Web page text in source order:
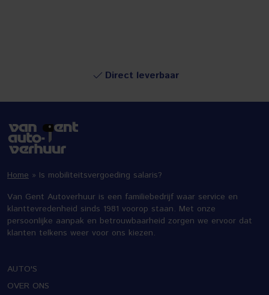
Direct leverbaar
Home » Is mobiliteitsvergoeding salaris?
Van Gent Autoverhuur is een familiebedrijf waar service en
klanttevredenheid sinds 1981 voorop staan. Met onze
persoonlijke aanpak en betrouwbaarheid zorgen we ervoor dat
klanten telkens weer voor ons kiezen.
AUTO'S
OVER ONS